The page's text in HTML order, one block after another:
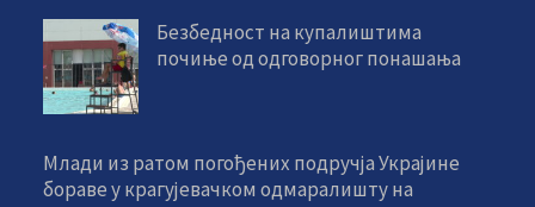
Безбедност на купалиштима
почиње од одговорног понашања
Млади из ратом погођених подручја Украјине
бораве у крагујевачком одмаралишту на